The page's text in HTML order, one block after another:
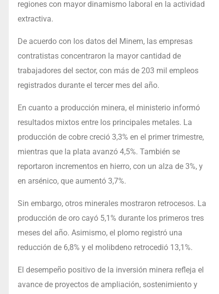
regiones con mayor dinamismo laboral en la actividad
extractiva.
De acuerdo con los datos del Minem, las empresas
contratistas concentraron la mayor cantidad de
trabajadores del sector, con más de 203 mil empleos
registrados durante el tercer mes del año.
En cuanto a producción minera, el ministerio informó
resultados mixtos entre los principales metales. La
producción de cobre creció 3,3% en el primer trimestre,
mientras que la plata avanzó 4,5%. También se
reportaron incrementos en hierro, con un alza de 3%, y
en arsénico, que aumentó 3,7%.
Sin embargo, otros minerales mostraron retrocesos. La
producción de oro cayó 5,1% durante los primeros tres
meses del año. Asimismo, el plomo registró una
reducción de 6,8% y el molibdeno retrocedió 13,1%.
El desempeño positivo de la inversión minera refleja el
avance de proyectos de ampliación, sostenimiento y